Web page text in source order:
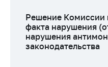
предотвращению
COVID-19 для
субъектов
Решение Комиссии
факта нарушения
нарушения
законодательства